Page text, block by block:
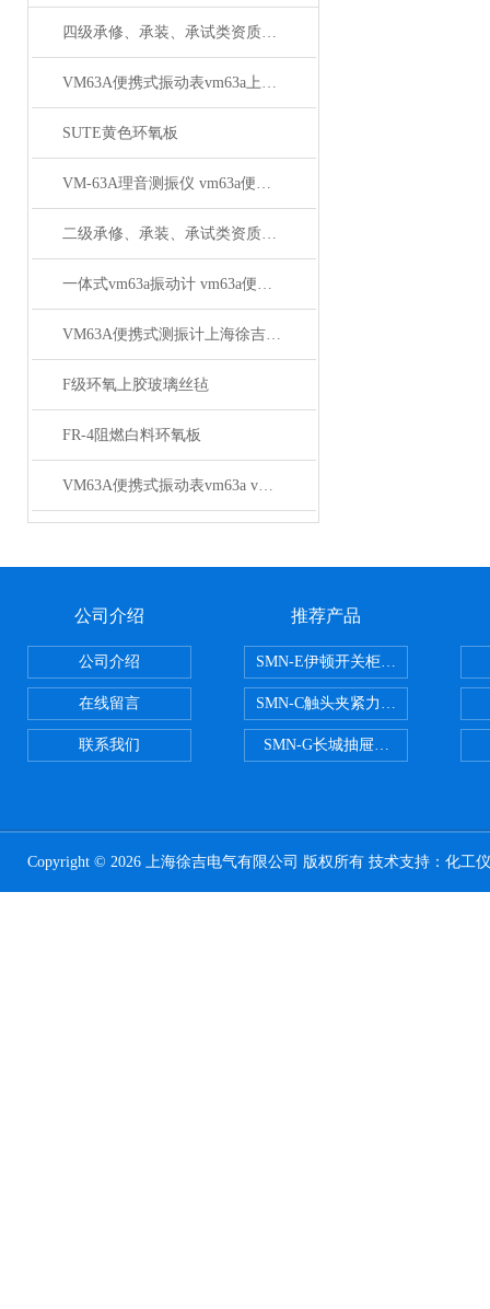
四级承修、承装、承试类资质主要试验设备配置表
VM63A便携式振动表vm63a上海徐吉电气
SUTE黄色环氧板
VM-63A理音测振仪 vm63a便携式测振仪厂家推荐
二级承修、承装、承试类资质主要试验设备配置表
一体式vm63a振动计 vm63a便携式测振仪供应商
VM63A便携式测振计上海徐吉电气
F级环氧上胶玻璃丝毡
FR-4阻燃白料环氧板
VM63A便携式振动表vm63a vm63a测振仪型号
公司介绍
公司介绍
在线留言
联系我们
推荐产品
SMN-E伊顿开关柜触头夹紧力检
SMN-C触头夹紧力检测仪
SMN-G长城抽屉开关柜触头夹紧
Copyright © 2026 上海徐吉电气有限公司 版权所有 技术支持： 化工